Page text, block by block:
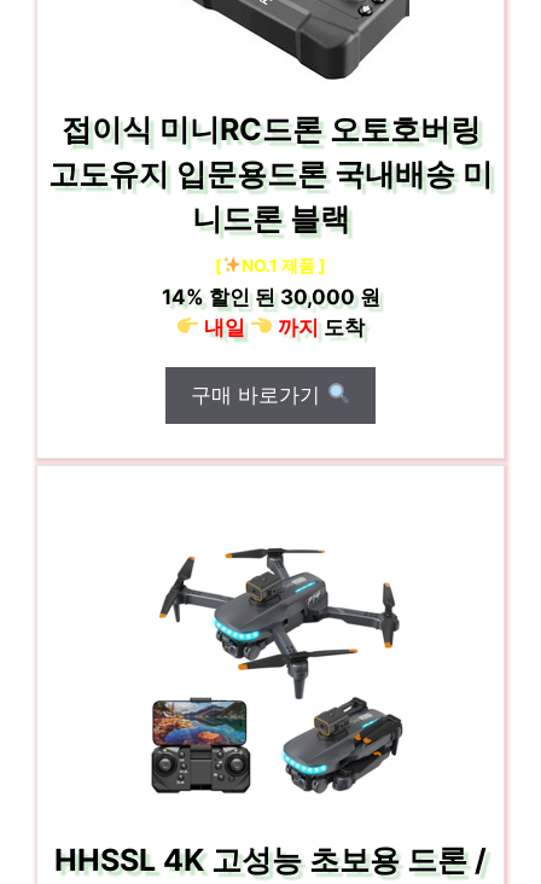
접이식 미니RC드론 오토호버링
고도유지 입문용드론 국내배송 미
니드론 블랙
[ NO.1 제품 ]
14%할인 된30,000 원
내일
까지도착
구매 바로가기
HHSSL 4K 고성능 초보용 드론 /